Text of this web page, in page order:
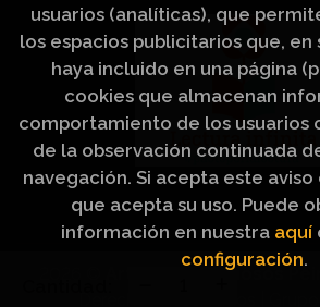
Artículos Religiosos
usuarios (analíticas), que
los espacios publicitarios que, en
haya incluido en una página
cookies que almacenan
comportamiento de los usuarios
de la observación continuada
navegación. Si acepta este
que acepta su uso. Puede
información en nuestra aquí
configuración.